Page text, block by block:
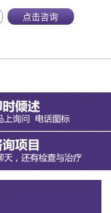
点击咨询